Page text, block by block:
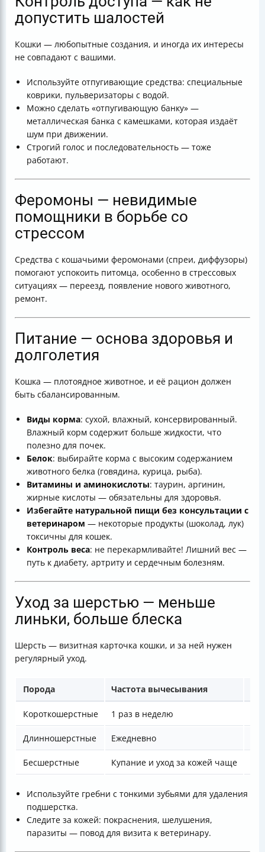
допустить шалостей
Кошки — любопытные создания, и иногда их интересы
не совпадают с вашими.
Используйте отпугивающие средства: специальные
коврики, пульверизаторы с водой.
Можно сделать «отпугивающую банку» —
металлическая банка с камешками, которая издаёт
шум при движении.
Строгий голос и последовательность — тоже
работают.
Феромоны — невидимые
помощники в борьбе со
стрессом
Средства с кошачьими феромонами (спреи, диффузоры)
помогают успокоить питомца, особенно в стрессовых
ситуациях — переезд, появление нового животного,
ремонт.
Питание — основа здоровья и
долголетия
Кошка — плотоядное животное, и её рацион должен
быть сбалансированным.
Виды корма: сухой, влажный, консервированный.
Влажный корм содержит больше жидкости, что
полезно для почек.
Белок: выбирайте корма с высоким содержанием
животного белка (говядина, курица, рыба).
Витамины и аминокислоты: таурин, аргинин,
жирные кислоты — обязательны для здоровья.
Избегайте натуральной пищи без консультации с
ветеринаром — некоторые продукты (шоколад, лук)
токсичны для кошек.
Контроль веса: не перекармливайте! Лишний вес —
путь к диабету, артриту и сердечным болезням.
Уход за шерстью — меньше
линьки, больше блеска
Шерсть — визитная карточка кошки, и за ней нужен
регулярный уход.
Порода Частота вычесывания
Короткошерстные 1 раз в неделю
Длинношерстные Ежедневно
Бесшерстные Купание и уход за кожей чаще
Используйте гребни с тонкими зубьями для удаления
подшерстка.
Следите за кожей: покраснения, шелушения,
паразиты — повод для визита к ветеринару.